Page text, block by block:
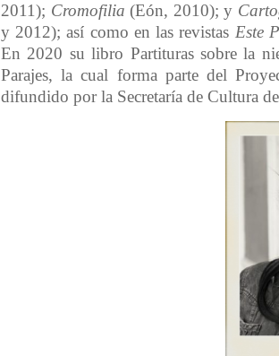
2011); Cromofilia (Eón, 2010); y
y 2012); así como en las revistas Este
En 2020 su libro Partituras sobre la
Parajes, la cual forma parte del
difundido por la Secretaría de Cultura